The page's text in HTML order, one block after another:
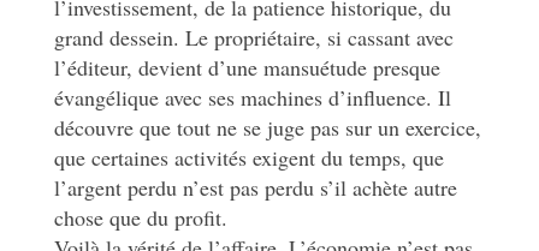
l’investissement, de la patience historique, du
grand dessein. Le propriétaire, si cassant avec
l’éditeur, devient d’une mansuétude presque
évangélique avec ses machines d’influence. Il
découvre que tout ne se juge pas sur un exercice,
que certaines activités exigent du temps, que
l’argent perdu n’est pas perdu s’il achète autre
chose que du profit.